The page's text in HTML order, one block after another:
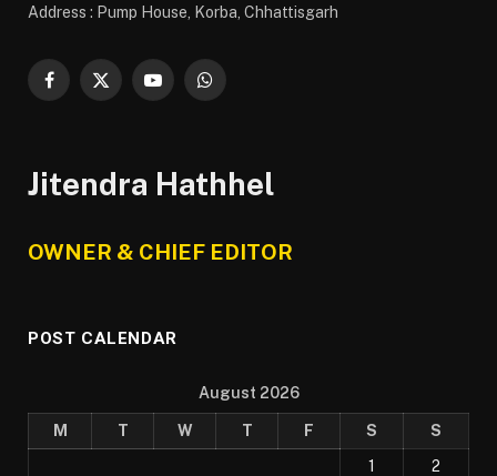
Address : Pump House, Korba, Chhattisgarh
Facebook
X
YouTubeWhatsApp
Jitendra Hathhel
OWNER & CHIEF EDITOR
POST CALENDAR
August 2026
M T W T F S
S
1
2